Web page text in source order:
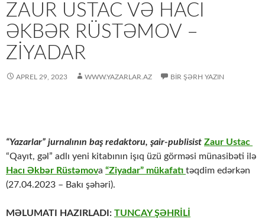
ZAUR USTAC VƏ HACI
ƏKBƏR RÜSTƏMOV –
ZİYADAR
APREL 29, 2023 WWW.YAZARLAR.AZ BIR ŞƏRH YAZIN
“Yazarlar” jurnalının baş redaktoru, şair-publisist Zaur Ustac
“Qayıt, gəl” adlı yeni kitabının işıq üzü görməsi münasibəti ilə
Hacı Əkbər Rüstəmova “Ziyadar” mükafatı təqdim edərkən
(27.04.2023 – Bakı şəhəri).
MƏLUMATI HAZIRLADI: TUNCAY ŞƏHRİLİ